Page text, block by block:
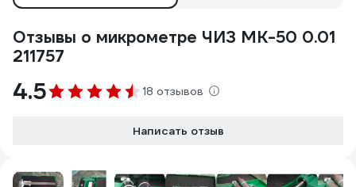
Отзывы о микрометре ЧИЗ МК-50 0.01
211757
4.5 18 отзывов
Написать отзыв